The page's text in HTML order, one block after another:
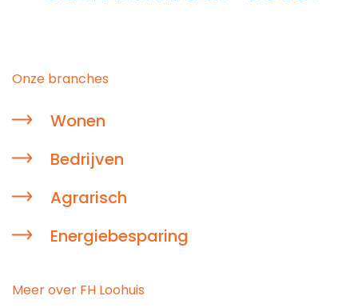
Onze branches
Wonen
Bedrijven
Agrarisch
Energiebesparing
Meer over FH Loohuis